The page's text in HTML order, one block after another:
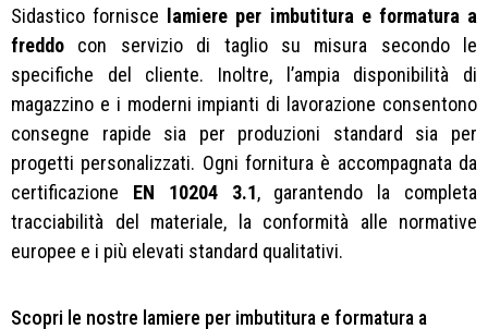
Sidastico fornisce lamiere per imbutitura e formatura a
freddo con servizio di taglio su misura secondo le
specifiche del cliente. Inoltre, l’ampia disponibilità di
magazzino e i moderni impianti di lavorazione consentono
consegne rapide sia per produzioni standard sia per
progetti personalizzati. Ogni fornitura è accompagnata da
certificazione EN 10204 3.1, garantendo la completa
tracciabilità del materiale, la conformità alle normative
europee e i più elevati standard qualitativi.
Scopri le nostre lamiere per imbutitura e formatura a